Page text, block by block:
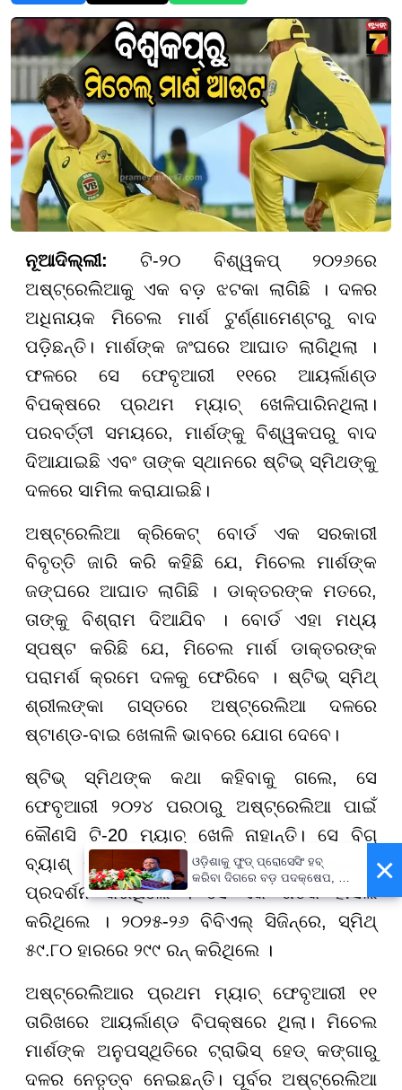
ନୂଆଦିଲ୍ଲୀ: ଟି-୨୦ ବିଶ୍ୱକପ୍ ୨୦୨୬ରେ
ଅଷ୍ଟ୍ରେଲିଆକୁ ଏକ ବଡ଼ ଝଟକା ଲାଗିଛି । ଦଳର
ଅଧିନାୟକ ମିଚେଲ ମାର୍ଶ ଟୁର୍ଣ୍ଣାମେଣ୍ଟରୁ ବାଦ
ପଡ଼ିଛନ୍ତି। ମାର୍ଶଙ୍କ ଜଂଘରେ ଆଘାତ ଲାଗିଥିଲା ।
ଫଳରେ ସେ ଫେବୃଆରୀ ୧୧ରେ ଆୟର୍ଲାଣ୍ଡ
ବିପକ୍ଷରେ ପ୍ରଥମ ମ୍ୟାଚ୍ ଖେଳିପାରିନଥିଲା।
ପରବର୍ତ୍ତୀ ସମୟରେ, ମାର୍ଶଙ୍କୁ ବିଶ୍ୱକପରୁ ବାଦ
ଦିଆଯାଇଛି ଏବଂ ତାଙ୍କ ସ୍ଥାନରେ ଷ୍ଟିଭ୍ ସ୍ମିଥଙ୍କୁ
ଦଳରେ ସାମିଲ କରାଯାଇଛି।
ଅଷ୍ଟ୍ରେଲିଆ କ୍ରିକେଟ୍ ବୋର୍ଡ ଏକ ସରକାରୀ
ବିବୃତ୍ତି ଜାରି କରି କହିଛି ଯେ, ମିଚେଲ ମାର୍ଶଙ୍କ
ଜଙ୍ଘରେ ଆଘାତ ଲାଗିଛି । ଡାକ୍ତରଙ୍କ ମତରେ,
ତାଙ୍କୁ ବିଶ୍ରାମ ଦିଆଯିବ । ବୋର୍ଡ ଏହା ମଧ୍ୟ
ସ୍ପଷ୍ଟ କରିଛି ଯେ, ମିଚେଲ ମାର୍ଶ ଡାକ୍ତରଙ୍କ
ପରାମର୍ଶ କ୍ରମେ ଦଳକୁ ଫେରିବେ । ଷ୍ଟିଭ୍ ସ୍ମିଥ୍
ଶ୍ରୀଲଙ୍କା ଗସ୍ତରେ ଅଷ୍ଟ୍ରେଲିଆ ଦଳରେ
ଷ୍ଟାଣ୍ଡ-ବାଇ ଖେଳାଳି ଭାବରେ ଯୋଗ ଦେବେ।
ଷ୍ଟିଭ୍ ସ୍ମିଥଙ୍କ କଥା କହିବାକୁ ଗଲେ, ସେ
ଫେବୃଆରୀ ୨୦୨୪ ପରଠାରୁ ଅଷ୍ଟ୍ରେଲିଆ ପାଇଁ
କୌଣସି ଟି-20 ମ୍ୟାଚ୍ ଖେଳି ନାହାନ୍ତି। ସେ ବିଗ୍
ବ୍ୟାଶ୍ ଲିଗରେ ସିଡନୀ ସିକ୍ସର୍ସ ପାଇଁ ଚମତ୍କାର
ପ୍ରଦର୍ଶନ କରିଥିଲେ । ସେ ଏକ ଶତକ ହାସଲ
କରିଥିଲେ । ୨୦୨୫-୨୬ ବିବିଏଲ୍ ସିଜିନ୍ରେ, ସ୍ମିଥ୍
୫୯.୮୦ ହାରରେ ୨୯୯ ରନ୍ କରିଥିଲେ ।
ଅଷ୍ଟ୍ରେଲିଆର ପ୍ରଥମ ମ୍ୟାଚ୍ ଫେବୃଆରୀ ୧୧
ତାରିଖରେ ଆୟର୍ଲାଣ୍ଡ ବିପକ୍ଷରେ ଥିଲା। ମିଚେଲ
ମାର୍ଶଙ୍କ ଅନୁପସ୍ଥିତିରେ ଟ୍ରାଭିସ୍ ହେଡ୍ କଙ୍ଗାରୁ
ଦଳର ନେତୃତ୍ବ ନେଇଛନ୍ତି। ପୂର୍ବର ଅଷ୍ଟ୍ରେଲିଆ
×
ଓଡ଼ିଶାକୁ ଫୁଡ୍ ପ୍ରୋସେସିଂ ହବ୍
କରିବା ଦିଗରେ ବଡ଼ ପଦକ୍ଷେପ, ୪୨